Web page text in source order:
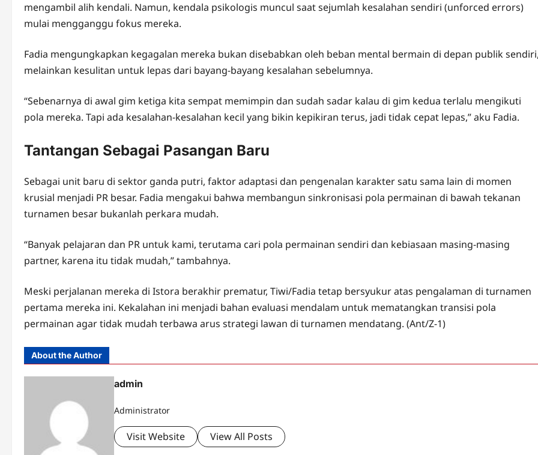
mengambil alih kendali. Namun, kendala psikologis muncul saat sejumlah kesalahan sendiri (unforced errors)
mulai mengganggu fokus mereka.
Fadia mengungkapkan kegagalan mereka bukan disebabkan oleh beban mental bermain di depan publik
melainkan kesulitan untuk lepas dari bayang-bayang kesalahan sebelumnya.
“Sebenarnya di awal gim ketiga kita sempat memimpin dan sudah sadar kalau di gim kedua terlalu mengikuti
pola mereka. Tapi ada kesalahan-kesalahan kecil yang bikin kepikiran terus, jadi tidak cepat lepas,” aku Fadia.
Tantangan Sebagai Pasangan Baru
Sebagai unit baru di sektor ganda putri, faktor adaptasi dan pengenalan karakter satu sama lain di momen
krusial menjadi PR besar. Fadia mengakui bahwa membangun sinkronisasi pola permainan di bawah tekanan
turnamen besar bukanlah perkara mudah.
“Banyak pelajaran dan PR untuk kami, terutama cari pola permainan sendiri dan kebiasaan masing-masing
partner, karena itu tidak mudah,” tambahnya.
Meski perjalanan mereka di Istora berakhir prematur, Tiwi/Fadia tetap bersyukur atas pengalaman di turnamen
pertama mereka ini. Kekalahan ini menjadi bahan evaluasi mendalam untuk mematangkan transisi pola
permainan agar tidak mudah terbawa arus strategi lawan di turnamen mendatang. (Ant/Z-1)
About the Author
admin
Administrator
Visit Website View All Posts